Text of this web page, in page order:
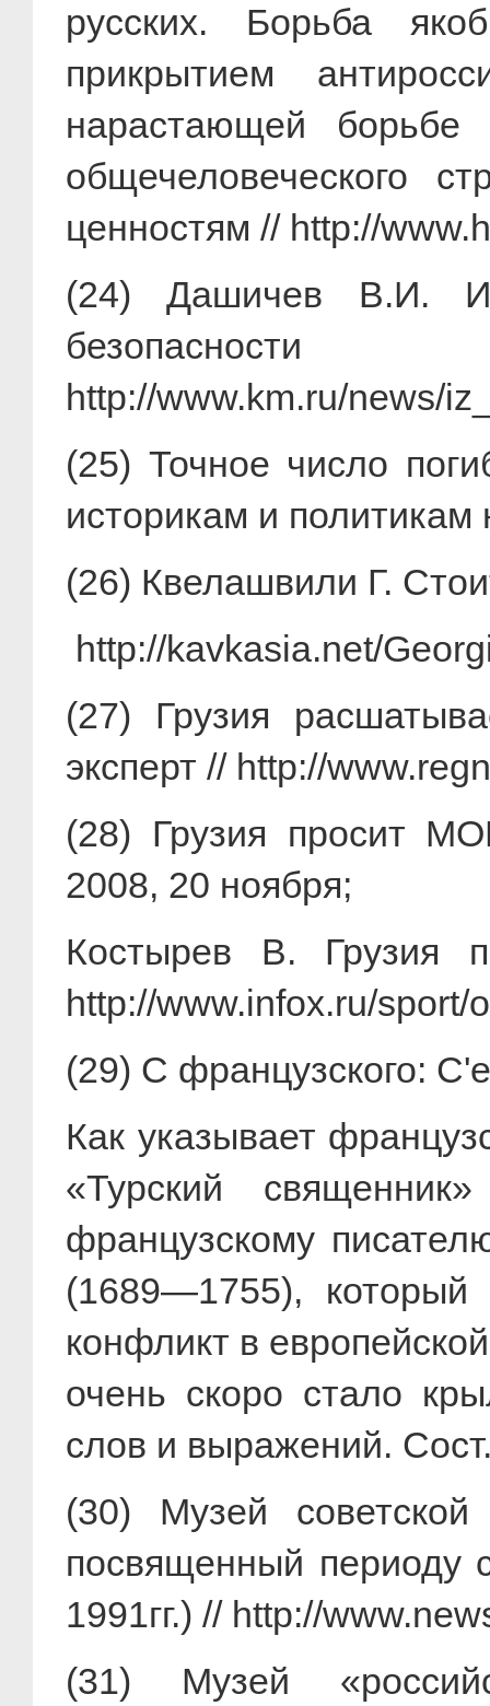
русских. Борьба
прикрытием
нарастающей
общечеловеческого
ценностям // http://
(24) Дашичев В.И.
http://www.km.ru/news/
(25) Точное число
историкам и
(26) Квелашвили Г.
http://kavkasia.net/
(27) Грузия
эксперт // http://
(28) Грузия просит
2008, 20 ноября;
Костырев В. Грузия
http://www.infox.ru/
(29) С французского:
Как указывает
«Турский
французскому
(1689—1755), который
конфликт в
очень скоро стало
слов и выражений.
(30) Музей
посвященный периоду
1991гг.) // http://
(31) Музей